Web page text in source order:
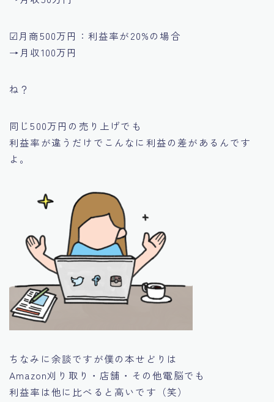
☑月商500万円：利益率が20%の場合
→月収100万円
ね？
同じ500万円の売り上げでも
利益率が違うだけでこんなに利益の差があるんです
よ。
ちなみに余談ですが僕の本せどりは
Amazon刈り取り・店舗・その他電脳でも
利益率は他に比べると高いです（笑）